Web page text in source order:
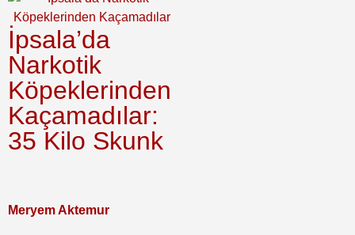
İpsala’da
Narkotik
Köpeklerinden
Kaçamadılar:
35 Kilo Skunk
Meryem Aktemur